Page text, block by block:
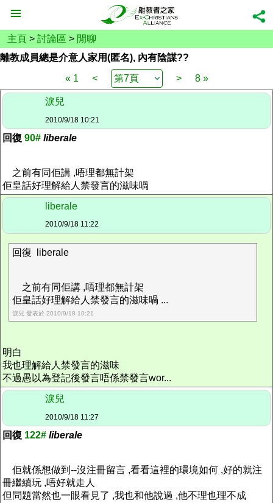
主頁 > 討論區 > 閒聊
離教成員總是介意人家用(匿名), 內有陰謀??
« 1
< > 8 »
淚兒
2010/9/18 10:21
回復 90# liberale
之前有同佢講 ,唔理都無計架
佢皇話好理解給人禁發言的滋味喎
liberale
2010/9/18 11:22
回復 liberale
之前有同佢講 ,唔理都無計架
佢皇話好理解給人禁發言的滋味喎 ...
淚兒 發表於 2010/9/18 10:21
明白
我也理解給人禁發言的滋味
不過愚以為登記後發言唔係禁發言wor...
淚兒
2010/9/18 11:27
回復 122# liberale
佢就係想做到--沒注冊留言 ,看看這裡的環境如何 ,好的就注
冊繼續玩 ,唔好就走人
但問題當然也一眼看見了 ,我也和他說過 ,他不理也理不成